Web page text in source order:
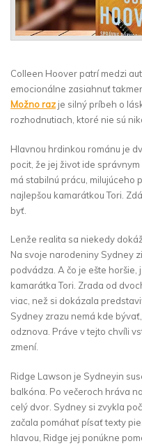
Colleen Hoover patrí medzi
emocionálne zasiahnuť
Možno raz je silný príbeh o
rozhodnutiach, ktoré nie sú
Hlavnou hrdinkou románu je
pocit, že jej život ide správnym
má stabilnú prácu, milujúceho
najlepšou kamarátkou Tori.
byť.
Lenže realita sa niekedy
Na svoje narodeniny Sydney
podvádza. A čo je ešte
kamarátka Tori. Zrada od
viac, než si dokázala
Sydney zrazu nemá kde
odznova. Práve v tejto chvíli
zmení.
Ridge Lawson je Sydneyin
balkóna. Po večeroch hráva
celý dvor. Sydney si zvykla
začala pomáhať písať texty
hlavou, Ridge jej ponúkne